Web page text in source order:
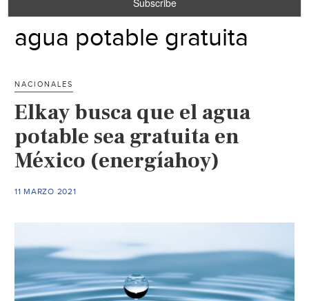
agua potable gratuita
NACIONALES
Elkay busca que el agua
potable sea gratuita en
México (energíahoy)
11 MARZO 2021